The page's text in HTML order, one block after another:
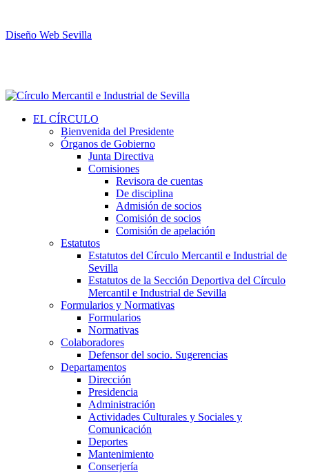
Diseño Web Sevilla
EL CÍRCULO
Bienvenida del Presidente
Órganos de Gobierno
Junta Directiva
Comisiones
Revisora de cuentas
De disciplina
Admisión de socios
Comisión de socios
Comisión de apelación
Estatutos
Estatutos del Círculo Mercantil e Industrial de
Sevilla
Estatutos de la Sección Deportiva del Círculo
Mercantil e Industrial de Sevilla
Formularios y Normativas
Formularios
Normativas
Colaboradores
Defensor del socio. Sugerencias
Departamentos
Dirección
Presidencia
Administración
Actividades Culturales y Sociales y
Comunicación
Deportes
Mantenimiento
Conserjería